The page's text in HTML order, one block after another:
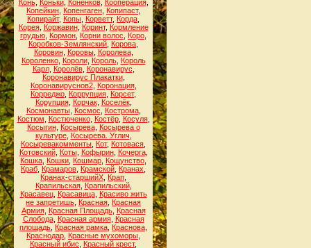
Конь, Коньки, Конёнков, Кооперация,
Копейкин Копенгаген Копипаст,
Копирайт, Копы Корветт, Корда
Корея, Коржавин, Коринт, Кормление
грудью Кормон Корни волос Коро
Коробков-Землянский Корова
Коровин, Коровы, Королева,
Короленко, Короли, Король, Король
Карл, Королёв, Коронавирус
Коронавирус Плакатки,
Коронавируснов2, Коронация,
Корреджо Коррупция Корсет,
Корупция, Корчак, Коселёк,
Космонавты, Космос Кострома,
Костюм
Костюченко, Костёр, Косуля,
Косыгин, Косырева, Косырева о
культуре, Косырева. Углич
Косыревакомменты Кот, Котовася
Котовский, Коты, Кофырин, Кочерга,
Кошка Кошки Кошмар Кощунство
Краб Крамаров Крамской Кранах
Кранах-старшийХ Крап
Крапильская, Крапильский,
Красавец, Красавица, Красиво жить
не запретишь Красная Красная
Армия, Красная Площадь, Красная
Слобода, Красная армия, Красная
площадь Красная рамка Краснова
Краснодар Красные мухоморы
Красный ибис
Красный крест,